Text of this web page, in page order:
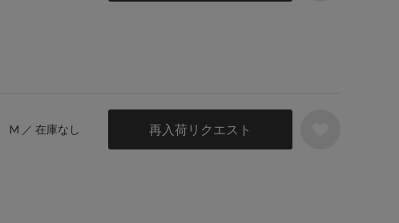
M ／ 在庫なし 再入荷リクエスト